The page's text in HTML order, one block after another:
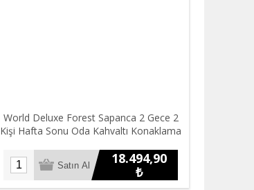
World Deluxe Forest Sapanca 2 Gece 2
Kişi Hafta Sonu Oda Kahvaltı Konaklama
18.494,90
₺